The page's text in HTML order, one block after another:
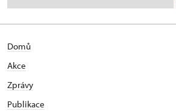
Domů
Akce
Zprávy
Publikace